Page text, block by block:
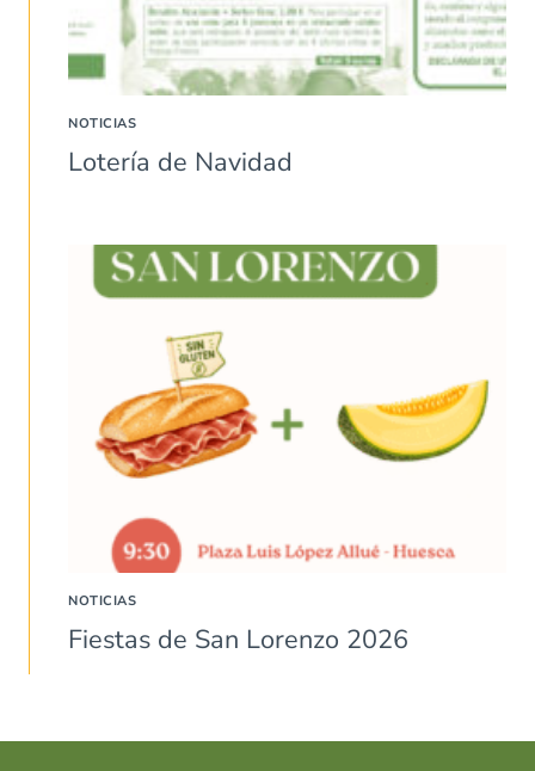
NOTICIAS
Lotería de Navidad
NOTICIAS
Fiestas de San Lorenzo 2026